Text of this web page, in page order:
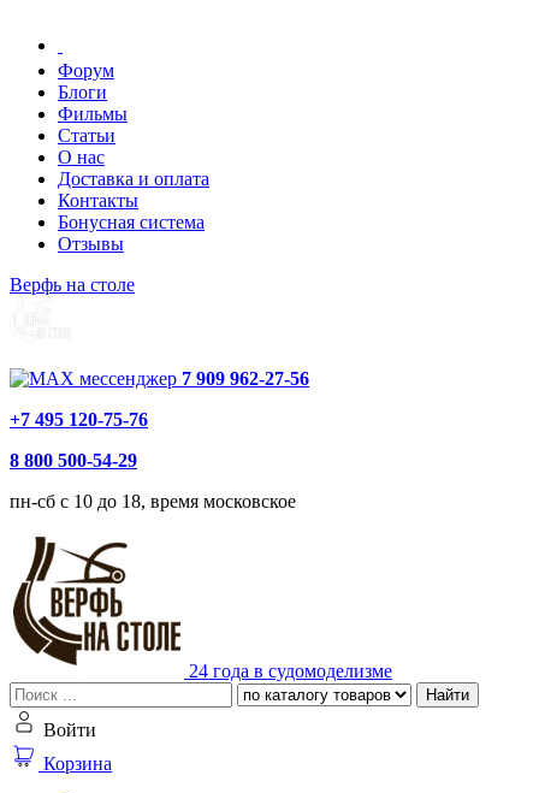
Форум
Блоги
Фильмы
Статьи
О нас
Доставка и оплата
Контакты
Бонусная система
Отзывы
Верфь на столе
7 909 962-27-56
+7 495 120-75-76
8 800 500-54-29
пн-сб с 10 до 18, время московское
24 года в судомоделизме
Найти
Войти
Корзина